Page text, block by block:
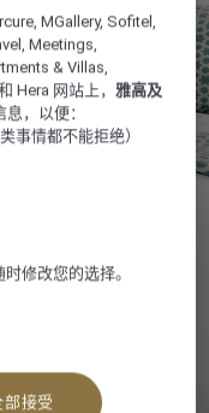
MGallery, Sofitel,
Meetings,
& Villas,
Hera 网站上，雅高及
，以便：
事情都不能拒绝）
修改您的选择。
部接受